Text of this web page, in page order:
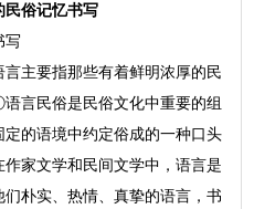
民俗记忆书写
写
主要指那些有着鲜明浓厚的民
言民俗是民俗文化中重要的组
的语境中约定俗成的一种口头
家文学和民间文学中，语言是
朴实、热情、真挚的语言，书